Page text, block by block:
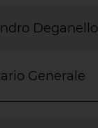
Deganello
Generale